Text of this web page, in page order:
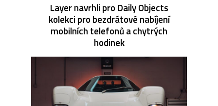
Layer navrhli pro Daily Objects
kolekci pro bezdrátové nabíjení
mobilních telefonů a chytrých
hodinek